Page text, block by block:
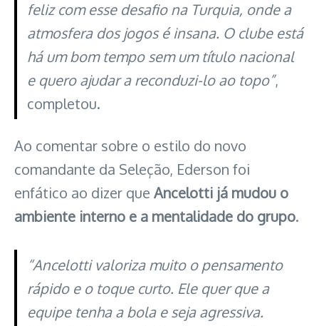
feliz com esse desafio na Turquia, onde a
atmosfera dos jogos é insana. O clube está
há um bom tempo sem um título nacional
e quero ajudar a reconduzi-lo ao topo”,
completou.
Ao comentar sobre o estilo do novo
comandante da Seleção, Ederson foi
enfático ao dizer que Ancelotti já mudou o
ambiente interno e a mentalidade do grupo.
“Ancelotti valoriza muito o pensamento
rápido e o toque curto. Ele quer que a
equipe tenha a bola e seja agressiva.